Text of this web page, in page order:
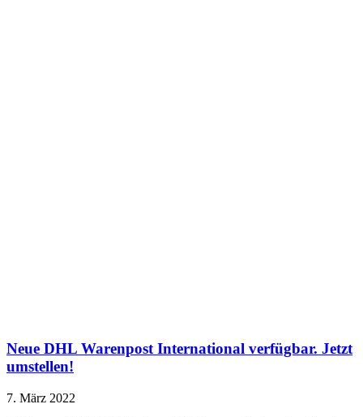
Neue DHL Warenpost International verfügbar. Jetzt
umstellen!
7. März 2022